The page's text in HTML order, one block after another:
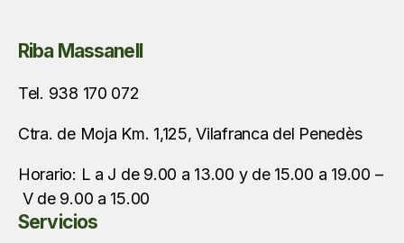
Riba Massanell
Tel. 938 170 072
Ctra. de Moja Km. 1,125, Vilafranca del Penedès
Horario: L a J de 9.00 a 13.00 y de 15.00 a 19.00 –
V de 9.00 a 15.00
Servicios